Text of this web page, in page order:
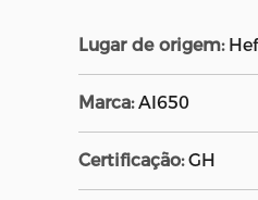
Lugar de origem:
Marca: AI650
Certificação: GH